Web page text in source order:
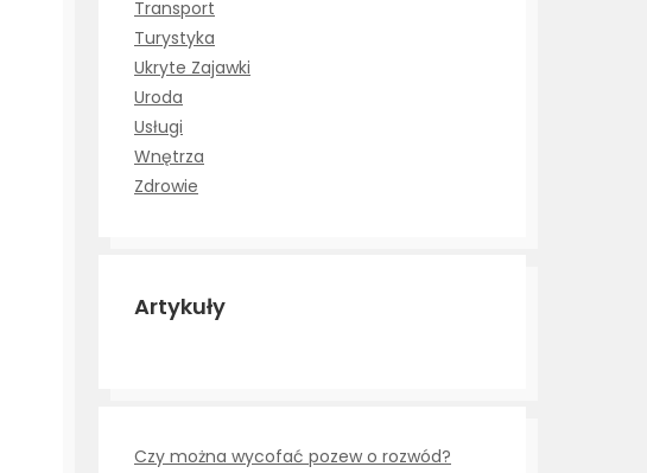
Transport
Turystyka
Ukryte Zajawki
Uroda
Usługi
Wnętrza
Zdrowie
Artykuły
Czy można wycofać pozew o rozwód?